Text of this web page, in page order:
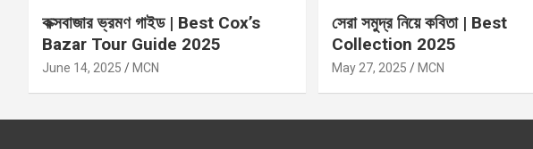
কক্সবাজার ভ্রমণ গাইড | Best Cox’s
Bazar Tour Guide 2025
June 14, 2025 MCN
সেরা সমুদ্র নিয়ে কবিতা | Best
Collection 2025
May 27, 2025 MCN